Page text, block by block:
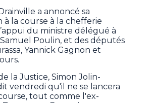
a annoncé sa
à la course à la chefferie
du ministre délégué à
Samuel Poulin, et des députés
Yannick Gagnon et
la Justice, Simon Jolin-
vendredi qu'il ne se lancera
tout comme l'ex-